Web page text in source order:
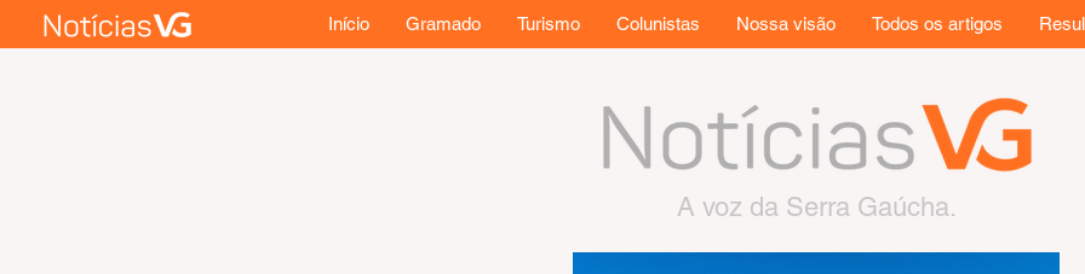
Início Gramado Turismo Colunistas Nossa visão Todos os artigos
A voz da Serra Gaúcha.